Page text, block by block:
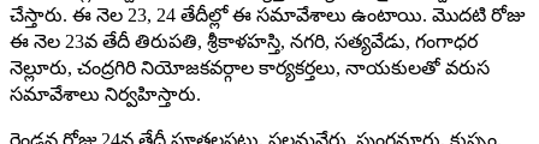
చేస్తారు. ఈ నెల 23, 24 తేదీల్లో ఈ సమావేశాలు ఉంటాయి. మొదటి రోజు
ఈ నెల 23వ తేదీ తిరుపతి, శ్రీకాళహస్తి, నగరి, సత్యవేడు, గంగాధర
నెల్లూరు, చంద్రగిరి నియోజకవర్గాల కార్యకర్తలు, నాయకులతో వరుస
సమావేశాలు నిర్వహిస్తారు.
రెండవ రోజు 24వ తేదీ పూతలపట్టు, పలమనేరు, పుంగనూరు, కుప్పం,